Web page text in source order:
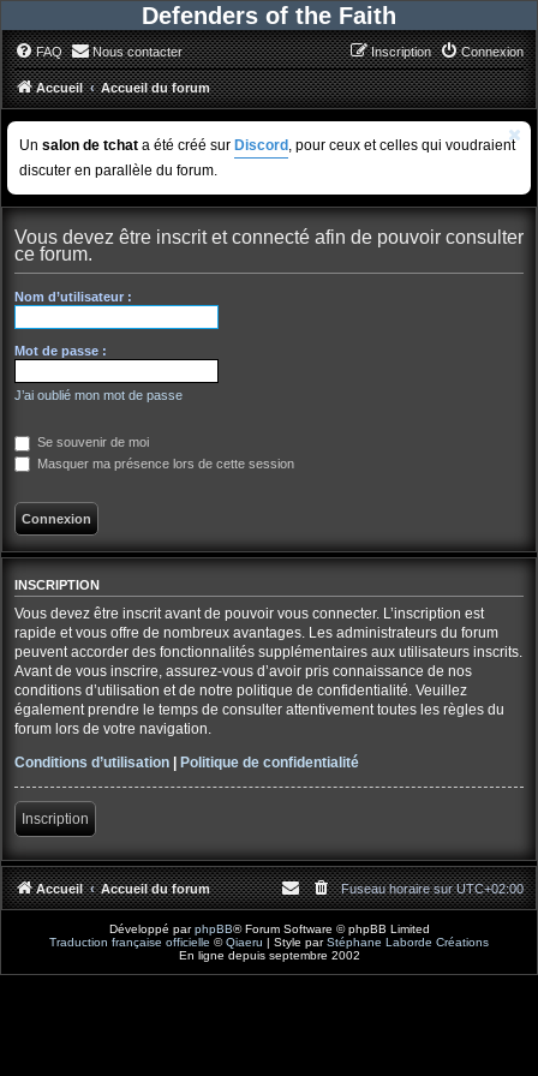
Defenders of the Faith
FAQ Nous contacter Connexion
Inscription
Accueil Accueil du forum
Un salon de tchat a été créé sur Discord , pour ceux et celles qui voudraient
discuter en parallèle du forum.
Vous devez être inscrit et connecté afin de pouvoir consulter
ce forum.
Nom d’utilisateur :
Mot de passe :
J’ai oublié mon mot de passe
Se souvenir de moi
Masquer ma présence lors de cette session
INSCRIPTION
Vous devez être inscrit avant de pouvoir vous connecter. L’inscription est
rapide et vous offre de nombreux avantages. Les administrateurs du forum
peuvent accorder des fonctionnalités supplémentaires aux utilisateurs inscrits.
Avant de vous inscrire, assurez-vous d’avoir pris connaissance de nos
conditions d’utilisation et de notre politique de confidentialité. Veuillez
également prendre le temps de consulter attentivement toutes les règles du
forum lors de votre navigation.
Conditions d’utilisation | Politique de confidentialité
Inscription
Accueil Accueil du forum Fuseau horaire surUTC+02:00
Développé parphpBB® Forum Software © phpBB Limited
Traduction française officielle ©Qiaeru | Style parStéphane Laborde Créations
En ligne depuis septembre 2002